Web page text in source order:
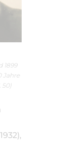
1899
Jahre
50)